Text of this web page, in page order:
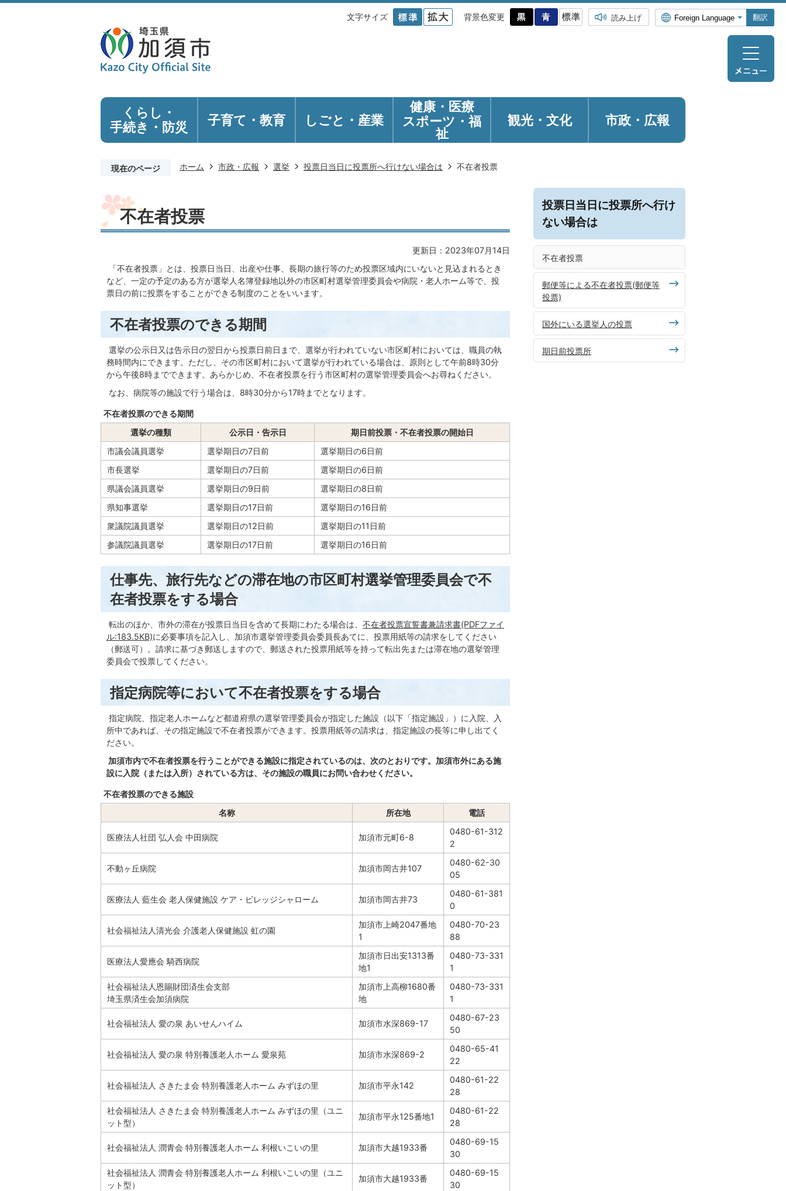
文字サイズ 背景色変更 読み上げ 翻訳
くらし・
手続き ・防災 子育て・教育 しごと・産業
健康・医療
スポーツ・福
祉
観光・ 文化 市政・広報
現在のページ ホーム 市政・広報 選挙 投票日当日に投票所へ行けない場合は 不在者投票
不在者投票
更新日：2023年07月14日
「不在者投票」とは、投票日当日、出産や仕事、長期の旅行等のため投票区域内にいないと見込まれるとき
など、一定の予定のある方が選挙人名簿登録地以外の市区町村選挙管理委員会や病院・老人ホーム等で、投
票日の前に投票をすることができる制度のことをいいます。
不在者投票のできる期間
選挙の公示日又は告示日の翌日から投票日前日まで、選挙が行われていない市区町村においては、職員の執
務時間内にできます。ただし、その市区町村において選挙が行われている場合は、原則として午前8時30分
から午後8時までできます。あらかじめ、不在者投票を行う市区町村の選挙管理委員会へお尋ねください。
なお、病院等の施設で行う場合は、8時30分から17時までとなります。
不在者投票のできる期間
選挙の種類
公示日・告示日
期日前投票・不在者投票の開始日
市議会議員選挙
選挙期日の7日前
選挙期日の6日前
市長選挙
選挙期日の7日前
選挙期日の6日前
県議会議員選挙
選挙期日の9日前
選挙期日の8日前
県知事選挙
選挙期日の17日前
選挙期日の16日前
衆議院議員選挙
選挙期日の12日前
選挙期日の11日前
参議院議員選挙
選挙期日の17日前 選挙期日の16日前
仕事先、旅行先などの滞在地の市区町村選挙管理委員会で不
在者投票をする場合
転出のほか、市外の滞在が投票日当日を含めて長期にわたる場合は、 不在者投票宣誓書兼請求書(PDFファイ
ル:183.5KB)に必要事項を記入し、加須市選挙管理委員会委員長あてに、投票用紙等の請求をしてください
（郵送可）。請求に基づき郵送しますので、郵送された投票用紙等を持って転出先または滞在地の選挙管理
委員会で投票してください。
指定病院等において不在者投票をする場合
指定病院、指定老人ホームなど都道府県の選挙管理委員会が指定した施設（以下「指定施設」）に入院、入
所中であれば、その指定施設で不在者投票ができます。投票用紙等の請求は、指定施設の長等に申し出てく
ださい。
加須市内で不在者投票を行うことができる施設に指定されているのは、次のとおりです。加須市外にある施
設に入院（または入所）されている方は、その施設の職員にお問い合わせください。
不在者投票のできる施設
名称
所在地 電話
医療法人社団 弘人会 中田病院 加須市元町6-8
0480-61-312
2
不動ヶ丘病院 加須市岡古井107
0480-62-30
05
医療法人 藍生会 老人保健施設 ケア・ビレッジシャローム 加須市岡古井73
0480-61-381
0
社会福祉法人清光会 介護老人保健施設 虹の園
加須市上崎2047番地
1
0480-70-23
88
医療法人愛應会 騎西病院
加須市日出安1313番
地1
0480-73-331
1
社会福祉法人恩賜財団済生会支部
埼玉県済生会加須病院
加須市上高柳1680番
地
0480-73-331
1
社会福祉法人 愛の泉 あいせんハイム 加須市水深869-17
0480-67-23
50
社会福祉法人 愛の泉 特別養護老人ホーム 愛泉苑 加須市水深869-2
0480-65-41
22
社会福祉法人 さきたま会 特別養護老人ホーム みずほの里 加須市平永142
0480-61-22
28
社会福祉法人 さきたま会 特別養護老人ホーム みずほの里（ユニ
ット型）
加須市平永125番地1
0480-61-22
28
社会福祉法人 潤青会 特別養護老人ホーム 利根いこいの里 加須市大越1933番
0480-69-15
30
社会福祉法人 潤青会 特別養護老人ホーム 利根いこいの里（ユニ
ット型）
加須市大越1933番
0480-69-15
30
投票日当日に投票所へ行け
ない場合は
不在者投票
郵便等による不在者投票(郵便等
投票)
国外にいる選挙人の投票
期日前投票所